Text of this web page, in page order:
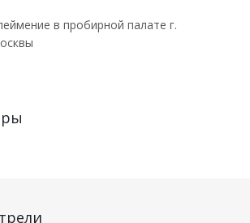
в пробирной палате г.